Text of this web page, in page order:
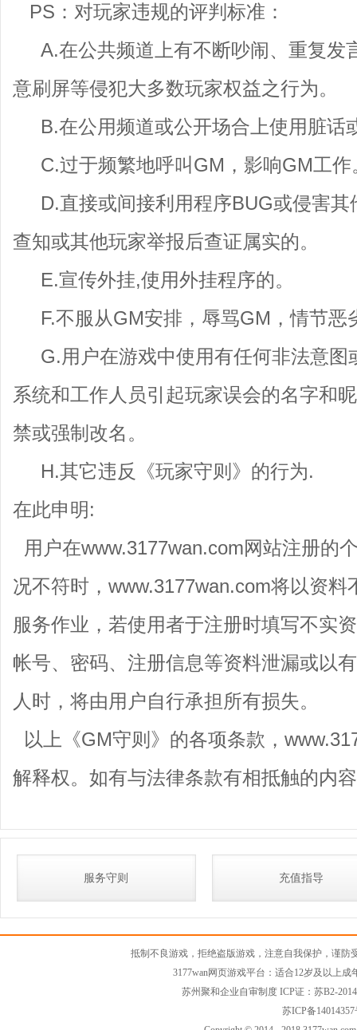
PS：对玩家违规的评判标准：
A.在公共频道上有不断吵闹、重复发
意刷屏等侵犯大多数玩家权益之行为。
B.在公用频道或公开场合上使用脏话
C.过于频繁地呼叫GM，影响GM工作
D.直接或间接利用程序BUG或侵害其
查知或其他玩家举报后查证属实的。
E.宣传外挂,使用外挂程序的。
F.不服从GM安排，辱骂GM，情节恶
G.用户在游戏中使用有任何非法意图
系统和工作人员引起玩家误会的名字和
禁或强制改名。
H.其它违反《玩家守则》的行为.
在此申明:
用户在www.3177wan.com网站注册的
况不符时，www.3177wan.com将以资
服务作业，若使用者于注册时填写不实
帐号、密码、注册信息等资料泄漏或以
人时，将由用户自行承担所有损失。
以上《GM守则》的各项条款，
解释权。如有与法律条款有相抵触的内
服务守则 充值指导
抵制不良游戏，拒绝盗版游戏，注意自我保护，谨
3177wan网页游戏平台：适合12岁及以上
苏州聚和企业自审制度 ICP证：苏B2-
苏ICP备14014357